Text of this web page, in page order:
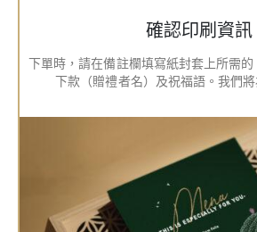
確認印刷資訊
下單時，請在備註欄填寫紙封套上所需的
下款（贈禮者名）及祝福語。我們